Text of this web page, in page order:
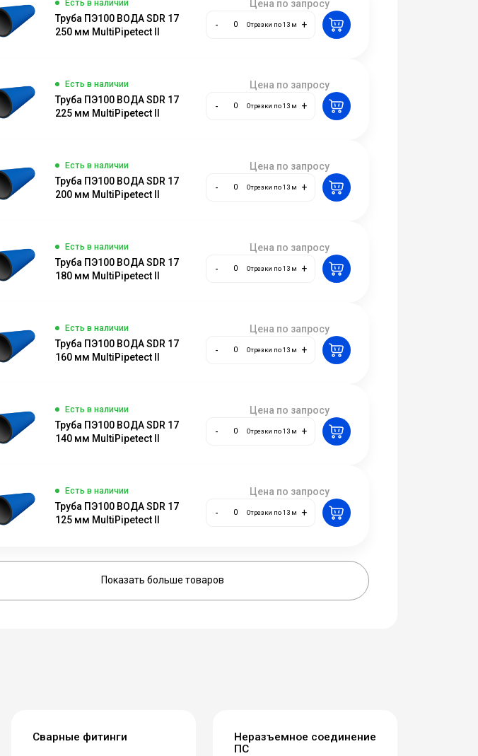
Есть в наличии
Труба ПЭ100 ВОДА SDR 17
250 мм MultiPipetect II
Цена по запросу
-
Отрезки по 13 м +
Есть в наличии
Труба ПЭ100 ВОДА SDR 17
225 мм MultiPipetect II
Цена по запросу
-
Отрезки по 13 м +
Есть в наличии
Труба ПЭ100 ВОДА SDR 17
200 мм MultiPipetect II
Цена по запросу
-
Отрезки по 13 м +
Есть в наличии
Труба ПЭ100 ВОДА SDR 17
180 мм MultiPipetect II
Цена по запросу
-
Отрезки по 13 м +
Есть в наличии
Труба ПЭ100 ВОДА SDR 17
160 мм MultiPipetect II
Цена по запросу
-
Отрезки по 13 м +
Есть в наличии
Труба ПЭ100 ВОДА SDR 17
140 мм MultiPipetect II
Цена по запросу
-
Отрезки по 13 м +
Есть в наличии
Труба ПЭ100 ВОДА SDR 17
125 мм MultiPipetect II
Цена по запросу
-
Отрезки по 13 м +
Показать больше товаров
Сварные фитинги
Неразъемное соединение
ПС